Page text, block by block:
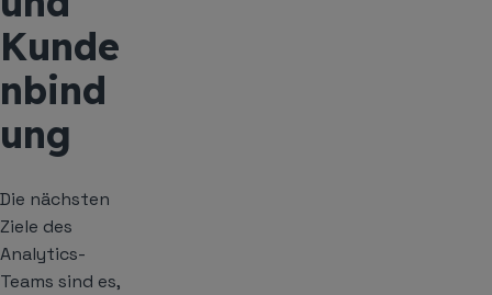
Kunde
nbind
ung
Die nächsten
Ziele des
Analytics-
Teams sind es,